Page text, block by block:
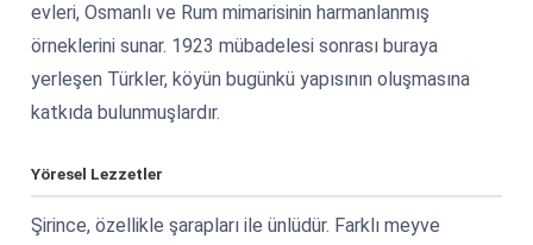
evleri, Osmanlı ve Rum mimarisinin harmanlanmış
örneklerini sunar. 1923 mübadelesi sonrası buraya
yerleşen Türkler, köyün bugünkü yapısının oluşmasına
katkıda bulunmuşlardır.
Yöresel Lezzetler
Şirince, özellikle şarapları ile ünlüdür. Farklı meyve